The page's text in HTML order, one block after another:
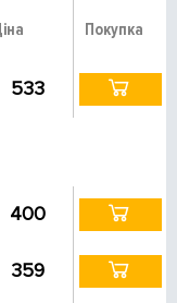
Покупка
533
400
359